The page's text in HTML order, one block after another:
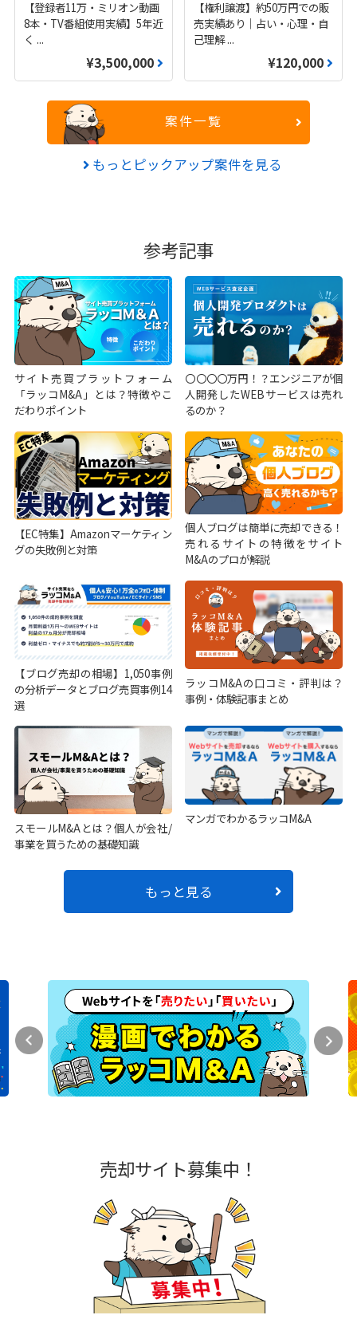
【登録者11万・ミリオン動画
8本・TV番組使用実績】5年近
く ...
¥3,500,000
【権利譲渡】約50万円での販
売実績あり｜占い・心理・自
己理解...
¥120,000
案件一覧
もっとピックアップ案件を見る
参考記事
サイト売買プラットフォーム
「ラッコM&A」とは？特徴やこ
だわりポイント
〇〇〇〇万円！？エンジニアが個
人開発したWEBサービスは売れ
るのか？
【EC特集】Amazonマーケティン
グの失敗例と対策
個人ブログは簡単に売却できる！
売れるサイトの特徴をサイト
M&Aのプロが解説
【ブログ売却の相場】1,050事例
の分析データとブログ売買事例14
選
ラッコM&Aの口コミ・評判は？
事例・体験記事まとめ
スモールM&Aとは？個人が会社/
事業を買うための基礎知識
マンガでわかるラッコM&A
もっと見る
売却サイト募集中！